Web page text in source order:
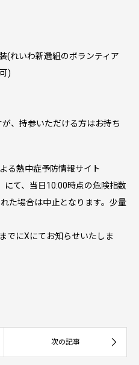
(れいわ新選組のボランティア
)
、持参いただける方はお持ち
る熱中症予防情報サイト
にて、当日10:00時点の危険指数
た場合は中止となります。少量
でにXにてお知らせいたしま